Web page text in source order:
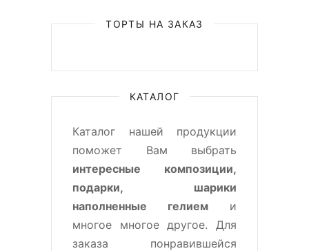
ТОРТЫ НА ЗАКАЗ
КАТАЛОГ
Каталог нашей продукции
поможет Вам выбрать
интересные композиции,
подарки, шарики
наполненные гелием и
многое многое другое. Для
заказа понравившейся